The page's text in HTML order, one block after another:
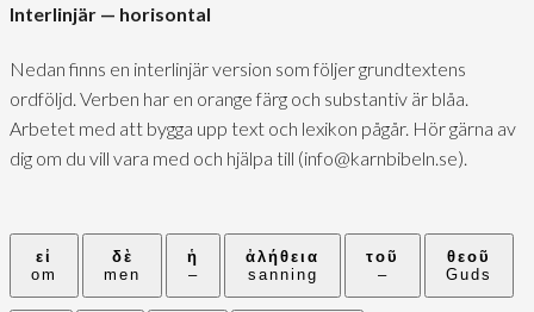
Interlinjär — horisontal
Nedan finns en interlinjär version som följer grundtextens
ordföljd. Verben har en orange färg och substantiv är blåa.
Arbetet med att bygga upp text och lexikon pågår. Hör gärna av
dig om du vill vara med och hjälpa till (info@karnbibeln.se).
εἰ
om
δὲ
men
ἡ
–
ἀλήθεια
sanning
τοῦ
–
θεοῦ
Guds